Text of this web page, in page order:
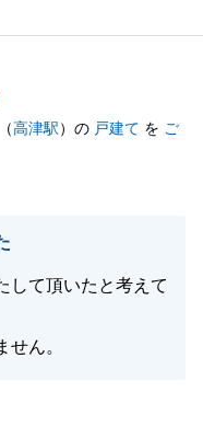
だき、重ねて御礼申
し上げます。
（高津駅）の 戸建て を ご
して頂いたと考えて
ん。